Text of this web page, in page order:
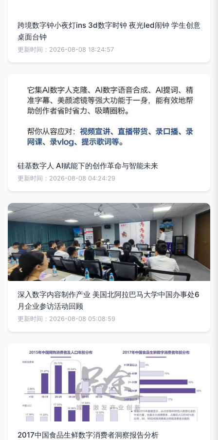
跨境数字钟小夜灯ins 3d数字时钟 夜光led闹钟 学生创意
桌面台钟
更新时间：2026-08-08 18:24:57
硅基数字人 AI赋能下的创作革命与智能未来
更新时间：2026-08-08 04:24:29
深入数字内容制作产业 美国北阿拉巴马大学中国办事处6
月企业参访活动回顾
更新时间：2026-08-08 05:08:59
2017中国食品生鲜数字消费者洞察报告分析